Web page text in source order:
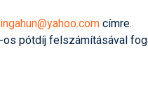
címre.
pótdíj felszámításával